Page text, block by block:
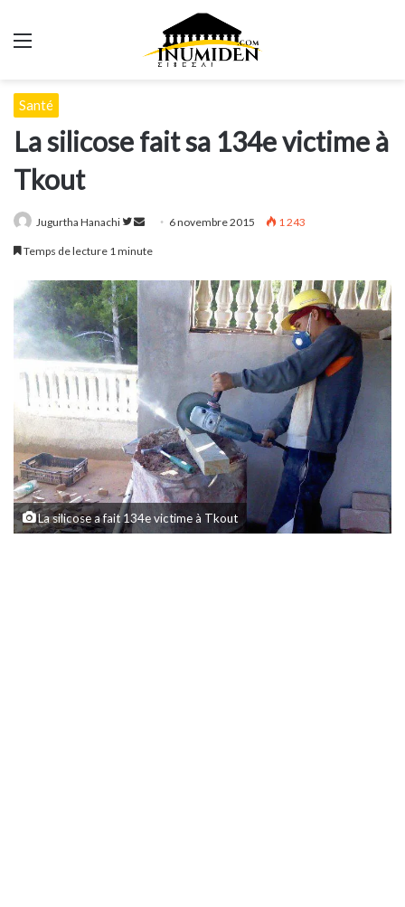
Menu
Santé
La silicose fait sa 134e victime à
Tkout
Jugurtha Hanachi
Suivre
Envoyer6 novembre 2015 1 243
Temps de lecture 1 minute
La silicose a fait 134e victime à Tkout